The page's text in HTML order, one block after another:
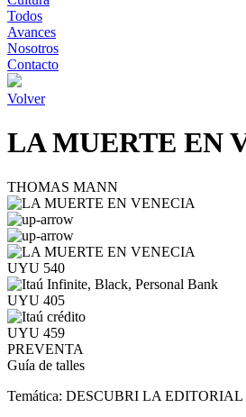
Todos
Avances
Nosotros
Contacto
Volver
LA MUERTE EN
THOMAS MANN
UYU 540
UYU 405
UYU 459
PREVENTA
Guía de talles
Temática: DESCUBRI LA EDITORIAL